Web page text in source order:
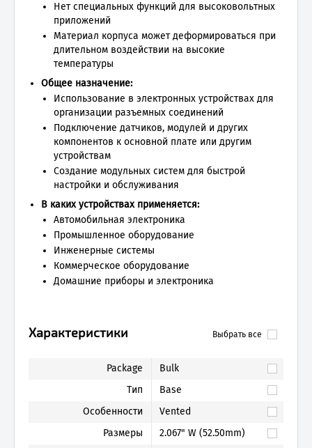
Выбрать все
Характеристики
Package
Bulk
Тип
Base
Особенности
Vented
Размеры
2.067" W (52.50mm)
Нет специальных функций для высоковольтных
приложений
Материал корпуса может деформироваться при
длительном воздействии на высокие
температуры
Общее назначение:
Использование в электронных устройствах для
организации разъемных соединений
Подключение датчиков, модулей и других
компонентов к основной плате или другим
устройствам
Создание модульных систем для быстрой
настройки и обслуживания
В каких устройствах применяется:
Автомобильная электроника
Промышленное оборудование
Инженерные системы
Коммерческое оборудование
Домашние приборы и электроника